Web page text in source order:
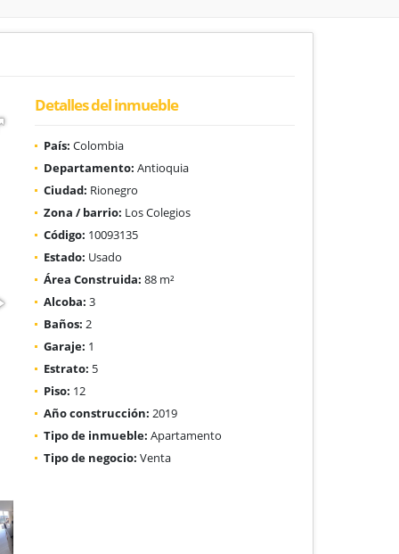
Detalles del inmueble
País: Colombia
Departamento: Antioquia
Ciudad: Rionegro
Zona / barrio: Los Colegios
Código: 10093135
Estado: Usado
Área Construida: 88 m²
Alcoba: 3
Baños: 2
Garaje: 1
Estrato: 5
Piso: 12
Año construcción: 2019
Tipo de inmueble: Apartamento
Tipo de negocio: Venta